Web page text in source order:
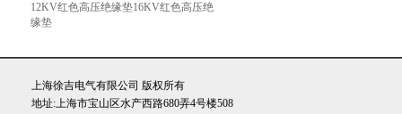
12KV红色高压绝缘垫16KV红色高压绝
缘垫
上海徐吉电气有限公司 版权所有
地址:上海市宝山区水产西路680弄4号楼508